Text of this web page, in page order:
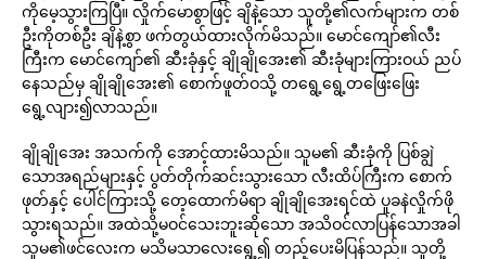
ကိုမေ့သွားကြပြီ။ လှိုက်မောစွာဖြင့် ချိနဲ့သော သူတို့၏လက်များက တစ်
ဦးကိုတစ်ဦး ချိနဲ့စွာ ဖက်တွယ်ထားလိုက်မိသည်။ မောင်ကျော်၏လီး
ကြီးက မောင်ကျော်၏ ဆီးခုံနှင့် ချိုချိုအေး၏ ဆီးခုံများကြားဝယ် ညပ်
နေသည်မှ ချိုချိုအေး၏ စောက်ဖူတ်ဝသို့ တရွေ့ရွေ့တဖြေးဖြေး
ရွေ့လျား၍လာသည်။
ချိုချိုအေး အသက်ကို အောင့်ထားမိသည်။ သူမ၏ ဆီးခုံကို ပြစ်ချွဲ
သောအရည်များနှင့် ပွတ်တိုက်ဆင်းသွားသော လီးထိပ်ကြီးက စောက်
ဖုတ်နှင့် ပေါင်ကြားသို့ တေ့ထောက်မိရာ ချိုချိုအေးရင်ထဲ ပူခနဲလှိုက်ဖို
သွားရသည်။ အထဲသို့မဝင်သေးဘူးဆိုသော အသိဝင်လာပြန်သောအခါ
သူမ၏ဖင်လေးက မသိမသာလေးရွေ့၍ တည့်ပေးမိပြန်သည်။ သူတို့